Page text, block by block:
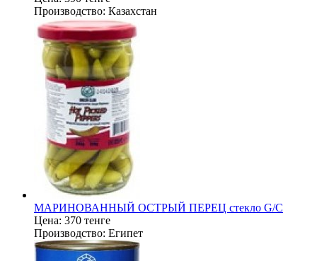
Производство: Казахстан
МАРИНОВАННЫЙ ОСТРЫЙ ПЕРЕЦ стекло G/C
Цена: 370 тенге
Производство: Египет